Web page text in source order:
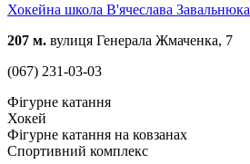
Хокейна школа В'ячеслава Завальнюка
207 м. вулиця Генерала Жмаченка, 7
(067) 231-03-03
Фігурне катання
Хокей
Фігурне катання на ковзанах
Спортивний комплекс